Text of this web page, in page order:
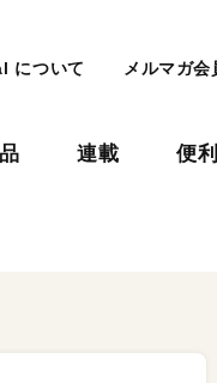
について メルマガ会
連載 便